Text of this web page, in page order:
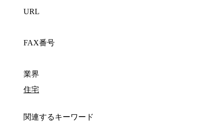
URL
FAX番号
業界
住宅
関連するキーワード